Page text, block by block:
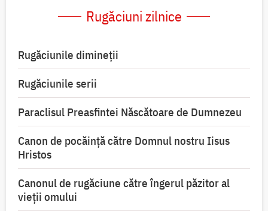
Rugăciuni zilnice
Rugăciunile dimineții
Rugăciunile serii
Paraclisul Preasfintei Născătoare de Dumnezeu
Canon de pocăință către Domnul nostru Iisus
Hristos
Canonul de rugăciune către îngerul păzitor al
vieții omului